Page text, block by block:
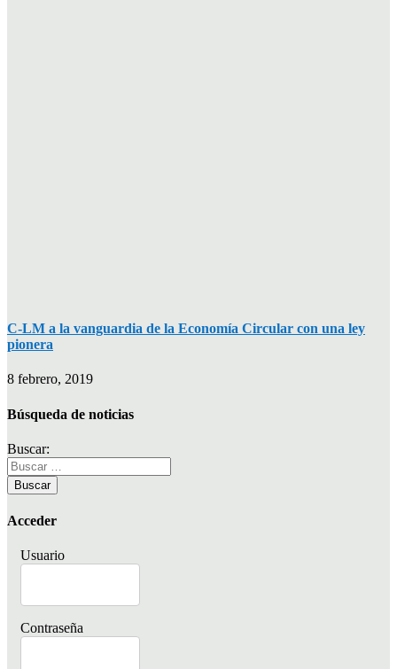
C-LM a la vanguardia de la Economía Circular con una ley
pionera
8 febrero, 2019
Búsqueda de noticias
Buscar:
Acceder
Usuario
Contraseña